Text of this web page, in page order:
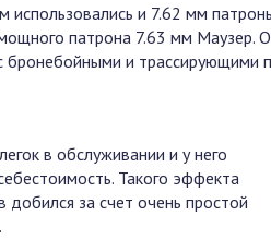
использовались и 7.62 мм
патрона 7.63 мм Маузер.
бронебойными и трассирующими
в обслуживании и у него
Такого эффекта
добился за счет очень простой